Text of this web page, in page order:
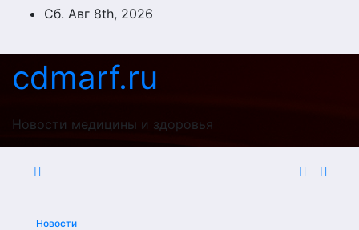
ПерейтиСб. Авг 8th, 2026
cdmarf.ru
Новости медицины и здоровья
Новости